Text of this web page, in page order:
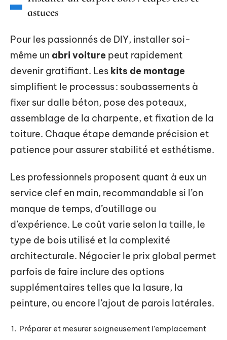
astuces
Pour les passionnés de DIY, installer soi-
même un abri voiture peut rapidement
devenir gratifiant. Les kits de montage
simplifient le processus : soubassements à
fixer sur dalle béton, pose des poteaux,
assemblage de la charpente, et fixation de la
toiture. Chaque étape demande précision et
patience pour assurer stabilité et esthétisme.
Les professionnels proposent quant à eux un
service clef en main, recommandable si l’on
manque de temps, d’outillage ou
d’expérience. Le coût varie selon la taille, le
type de bois utilisé et la complexité
architecturale. Négocier le prix global permet
parfois de faire inclure des options
supplémentaires telles que la lasure, la
peinture, ou encore l’ajout de parois latérales.
Préparer et mesurer soigneusement l’emplacement